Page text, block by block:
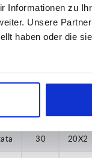
Informationen zu
Unsere
haben oder die
30 20X2
30
30 20X2